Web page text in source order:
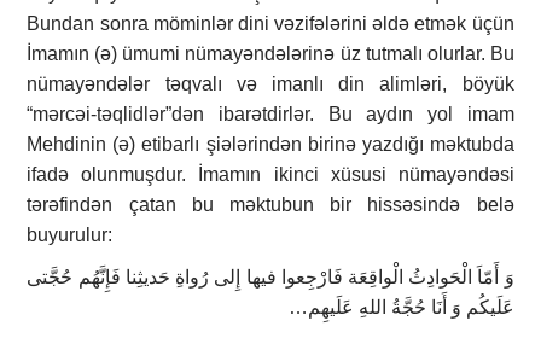
Bundan sonra möminlər dini vəzifələrini əldə etmək üçün
İmamın (ə) ümumi nümayəndələrinə üz tutmalı olurlar. Bu
nümayəndələr təqvalı və imanlı din alimləri, böyük
“mərcəi-təqlidlər”dən ibarətdirlər. Bu aydın yol imam
Mehdinin (ə) etibarlı şiələrindən birinə yazdığı məktubda
ifadə olunmuşdur. İmamın ikinci xüsusi nümayəndəsi
tərəfindən çatan bu məktubun bir hissəsində belə
buyurulur:
وَ أَمّاَ الْحَوادِثُ الْواقِعَة فَارْجِعوا فيها إِلى رُواةِ حَديثِنا فَإِنَّهُم حُجَّتى
عَلَيكُم وَ أَنَا حُجَّةُ اللهِ عَلَيهِم…